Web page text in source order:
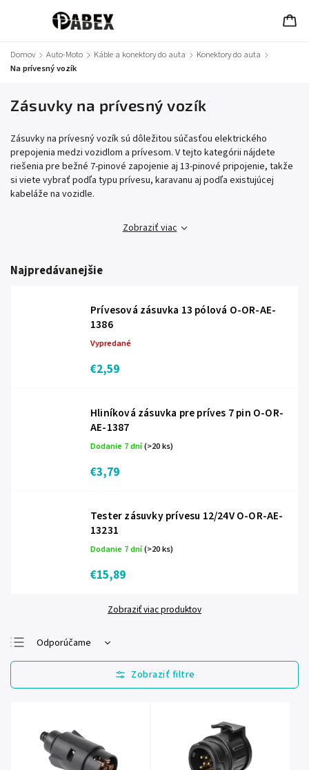
Domov / Auto-Moto / Káble a konektory do auta / Konektory do auta /
Na prívesný vozík
Zásuvky na prívesný vozík
Zásuvky na prívesný vozík sú dôležitou súčasťou elektrického
prepojenia medzi vozidlom a prívesom. V tejto kategórii nájdete
riešenia pre bežné 7-pinové zapojenie aj 13-pinové pripojenie, takže
si viete vybrať podľa typu prívesu, karavanu aj podľa existujúcej
kabeláže na vozidle.
Zobraziť viac
Najpredávanejšie
Prívesová zásuvka 13 pólová O-OR-AE-
1386
Vypredané
€2,59
Hliníková zásuvka pre príves 7 pin O-OR-
AE-1387
Dodanie 7 dní(>20 ks)
€3,79
Tester zásuvky prívesu 12/24V O-OR-AE-
13231
Dodanie 7 dní(>20 ks)
€15,89
Zobraziť viac produktov
Odporúčame
Najlacnejšie
Najdrahšie
Abecedne